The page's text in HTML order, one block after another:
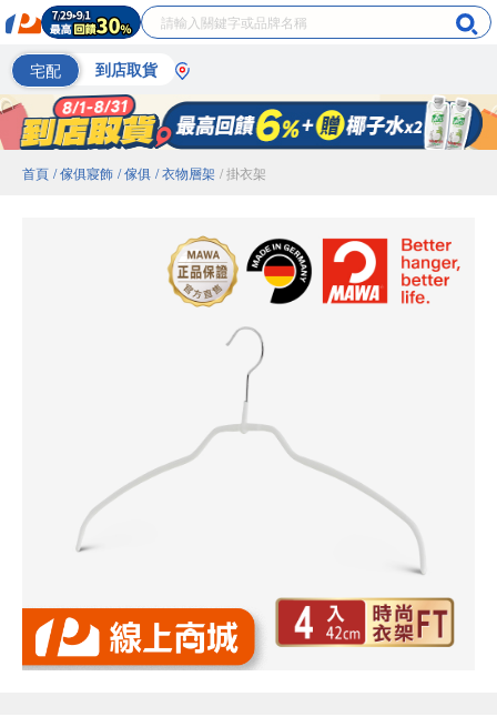
宅配 到店取貨
首頁 / 傢俱寢飾 / 傢俱 / 衣物層架 / 掛衣架